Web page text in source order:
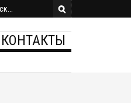
КОНТАКТЫ